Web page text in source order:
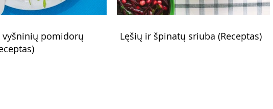
vyšninių pomidorų
Lęšių ir špinatų sriuba (Receptas)